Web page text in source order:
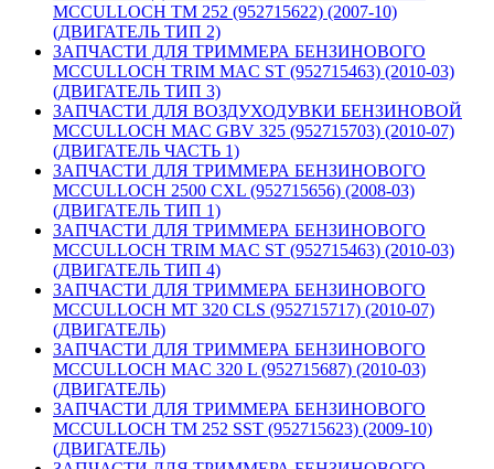
MCCULLOCH TM 252 (952715622) (2007-10)
(ДВИГАТЕЛЬ ТИП 2)
ЗАПЧАСТИ ДЛЯ ТРИММЕРА БЕНЗИНОВОГО
MCCULLOCH TRIM MAC ST (952715463) (2010-03)
(ДВИГАТЕЛЬ ТИП 3)
ЗАПЧАСТИ ДЛЯ ВОЗДУХОДУВКИ БЕНЗИНОВОЙ
MCCULLOCH MAC GBV 325 (952715703) (2010-07)
(ДВИГАТЕЛЬ ЧАСТЬ 1)
ЗАПЧАСТИ ДЛЯ ТРИММЕРА БЕНЗИНОВОГО
MCCULLOCH 2500 CXL (952715656) (2008-03)
(ДВИГАТЕЛЬ ТИП 1)
ЗАПЧАСТИ ДЛЯ ТРИММЕРА БЕНЗИНОВОГО
MCCULLOCH TRIM MAC ST (952715463) (2010-03)
(ДВИГАТЕЛЬ ТИП 4)
ЗАПЧАСТИ ДЛЯ ТРИММЕРА БЕНЗИНОВОГО
MCCULLOCH MT 320 CLS (952715717) (2010-07)
(ДВИГАТЕЛЬ)
ЗАПЧАСТИ ДЛЯ ТРИММЕРА БЕНЗИНОВОГО
MCCULLOCH MAC 320 L (952715687) (2010-03)
(ДВИГАТЕЛЬ)
ЗАПЧАСТИ ДЛЯ ТРИММЕРА БЕНЗИНОВОГО
MCCULLOCH TM 252 SST (952715623) (2009-10)
(ДВИГАТЕЛЬ)